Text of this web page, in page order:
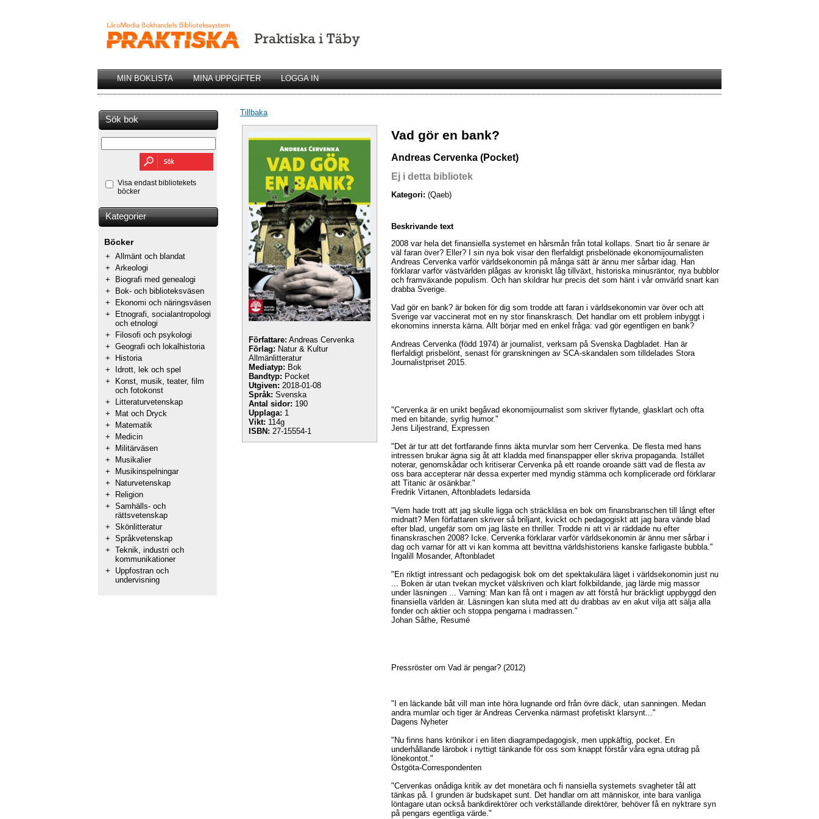
MIN BOKLISTA MINA UPPGIFTER LOGGA IN
Sök bok
Visa endast bibliotekets
böcker
Kategorier
Böcker
+ Allmänt och blandat
+ Arkeologi
+
Biografi med genealogi
+
Bok- och biblioteksväsen
+
Ekonomi och näringsväsen
+
Etnografi, socialantropologi
och etnologi
+
Filosofi och psykologi
+ Geografi och lokalhistoria
+
Historia
+
Idrott, lek och spel
+
Konst, musik, teater, film
och fotokonst
+
Litteraturvetenskap
+
Mat och Dryck
+
Matematik
+
Medicin
+
Militärväsen
+
Musikalier
+
Musikinspelningar
+
Naturvetenskap
+
Religion
+ Samhälls- och
rättsvetenskap
+ Skönlitteratur
+ Språkvetenskap
+ Teknik, industri och
kommunikationer
+
Uppfostran och
undervisning
Tillbaka
Författare: Andreas Cervenka
Förlag: Natur & Kultur
Allmänlitteratur
Mediatyp: Bok
Bandtyp: Pocket
Utgiven: 2018-01-08
Språk: Svenska
Antal sidor: 190
Upplaga: 1
Vikt: 114g
ISBN: 27-15554-1
Vad gör en bank?
Andreas Cervenka (Pocket)
Ej i detta bibliotek
Kategori: (Qaeb)
Beskrivande text
2008 var hela det finansiella systemet en hårsmån från total kollaps. Snart tio år senare är
väl faran över? Eller? I sin nya bok visar den flerfaldigt prisbelönade ekonomijournalisten
Andreas Cervenka varför världsekonomin på många sätt är ännu mer sårbar idag. Han
förklarar varför västvärlden plågas av kroniskt låg tillväxt, historiska minusräntor, nya bubblor
och framväxande populism. Och han skildrar hur precis det som hänt i vår omvärld snart kan
drabba Sverige.
Vad gör en bank? är boken för dig som trodde att faran i världsekonomin var över och att
Sverige var vaccinerat mot en ny stor finanskrasch. Det handlar om ett problem inbyggt i
ekonomins innersta kärna. Allt börjar med en enkel fråga: vad gör egentligen en bank?
Andreas Cervenka (född 1974) är journalist, verksam på Svenska Dagbladet. Han är
flerfaldigt prisbelönt, senast för granskningen av SCA-skandalen som tilldelades Stora
Journalistpriset 2015.
"Cervenka är en unikt begåvad ekonomijournalist som skriver flytande, glasklart och ofta
med en bitande, syrlig humor."
Jens Liljestrand, Expressen
"Det är tur att det fortfarande finns äkta murvlar som herr Cervenka. De flesta med hans
intressen brukar ägna sig åt att kladda med finanspapper eller skriva propaganda. Istället
noterar, genomskådar och kritiserar Cervenka på ett roande oroande sätt vad de flesta av
oss bara accepterar när dessa experter med myndig stämma och komplicerade ord förklarar
att Titanic är osänkbar."
Fredrik Virtanen, Aftonbladets ledarsida
"Vem hade trott att jag skulle ligga och sträckläsa en bok om finansbranschen till långt efter
midnatt? Men författaren skriver så briljant, kvickt och pedagogiskt att jag bara vände blad
efter blad, ungefär som om jag läste en thriller. Trodde ni att vi är räddade nu efter
finanskraschen 2008? Icke. Cervenka förklarar varför världsekonomin är ännu mer sårbar i
dag och varnar för att vi kan komma att bevittna världshistoriens kanske farligaste bubbla."
Ingalill Mosander, Aftonbladet
"En riktigt intressant och pedagogisk bok om det spektakulära läget i världsekonomin just nu
... Boken är utan tvekan mycket välskriven och klart folkbildande, jag lärde mig massor
under läsningen ... Varning: Man kan få ont i magen av att förstå hur bräckligt uppbyggd den
finansiella världen är. Läsningen kan sluta med att du drabbas av en akut vilja att sälja alla
fonder och aktier och stoppa pengarna i madrassen."
Johan Såthe, Resumé
Pressröster om Vad är pengar? (2012)
"I en läckande båt vill man inte höra lugnande ord från övre däck, utan sanningen. Medan
andra mumlar och tiger är Andreas Cervenka närmast profetiskt klarsynt..."
Dagens Nyheter
"Nu finns hans krönikor i en liten diagrampedagogisk, men uppkäftig, pocket. En
underhållande lärobok i nyttigt tänkande för oss som knappt förstår våra egna utdrag på
lönekontot."
Östgöta-Correspondenten
"Cervenkas onådiga kritik av det monetära och fi nansiella systemets svagheter tål att
tänkas på. I grunden är budskapet sunt. Det handlar om att människor, inte bara vanliga
löntagare utan också bankdirektörer och verkställande direktörer, behöver få en nyktrare syn
på pengars egentliga värde."